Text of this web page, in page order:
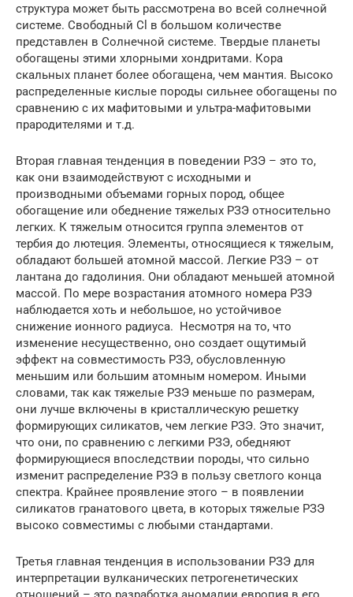
структура может быть рассмотрена во всей солнечной
системе. Свободный Cl в большом количестве
представлен в Солнечной системе. Твердые планеты
обогащены этими хлорными хондритами. Кора
скальных планет более обогащена, чем мантия. Высоко
распределенные кислые породы сильнее обогащены по
сравнению с их мафитовыми и ультра-мафитовыми
прародителями и т.д.
Вторая главная тенденция в поведении РЗЭ – это то,
как они взаимодействуют с исходными и
производными объемами горных пород, общее
обогащение или обеднение тяжелых РЗЭ относительно
легких. К тяжелым относится группа элементов от
тербия до лютеция. Элементы, относящиеся к тяжелым,
обладают большей атомной массой. Легкие РЗЭ – от
лантана до гадолиния. Они обладают меньшей атомной
массой. По мере возрастания атомного номера РЗЭ
наблюдается хоть и небольшое, но устойчивое
снижение ионного радиуса. Несмотря на то, что
изменение несущественно, оно создает ощутимый
эффект на совместимость РЗЭ, обусловленную
меньшим или большим атомным номером. Иными
словами, так как тяжелые РЗЭ меньше по размерам,
они лучше включены в кристаллическую решетку
формирующих силикатов, чем легкие РЗЭ. Это значит,
что они, по сравнению с легкими РЗЭ, обедняют
формирующиеся впоследствии породы, что сильно
изменит распределение РЗЭ в пользу светлого конца
спектра. Крайнее проявление этого – в появлении
силикатов гранатового цвета, в которых тяжелые РЗЭ
высоко совместимы с любыми стандартами.
Третья главная тенденция в использовании РЗЭ для
интерпретации вулканических петрогенетических